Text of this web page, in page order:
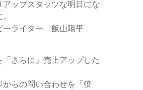
アップスタッツな明日にな
ーライター 飯山陽平
「さらに」売上アップした
からの問い合わせを「倍